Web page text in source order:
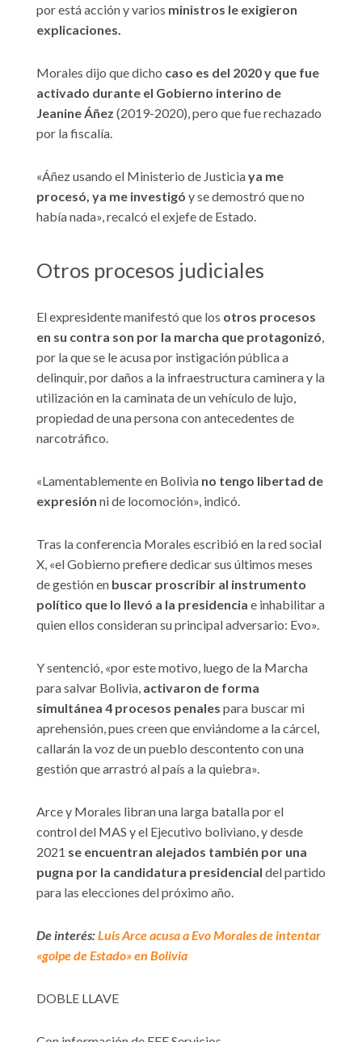
por está acción y varios ministros le exigieron
explicaciones.
Morales dijo que dicho caso es del 2020 y que fue
activado durante el Gobierno interino de
Jeanine Áñez (2019-2020), pero que fue rechazado
por la fiscalía.
«Áñez usando el Ministerio de Justiciaya me
procesó, ya me investigó y se demostró que no
había nada», recalcó el exjefe de Estado.
Otros procesos judiciales
El expresidente manifestó que los otros procesos
en su contra son por la marcha que protagonizó,
por la que se le acusa por instigación pública a
delinquir, por daños a la infraestructura caminera y la
utilización en la caminata de un vehículo de lujo,
propiedad de una persona con antecedentes de
narcotráfico.
«Lamentablemente en Bolivia no tengo libertad de
expresión ni de locomoción», indicó.
Tras la conferencia Morales escribió en la red social
X, «el Gobierno prefiere dedicar sus últimos meses
de gestión en buscar proscribir al instrumento
político que lo llevó a la presidencia e inhabilitar a
quien ellos consideran su principal adversario: Evo».
Y sentenció, «por este motivo, luego de la Marcha
para salvar Bolivia, activaron de forma
simultánea 4 procesos penales para buscar mi
aprehensión, pues creen que enviándome a la cárcel,
callarán la voz de un pueblo descontento con una
gestión que arrastró al país a la quiebra».
Arce y Morales libran una larga batalla por el
control del MAS y el Ejecutivo boliviano, y desde
2021 se encuentran alejados también por una
pugna por la candidatura presidencial del partido
para las elecciones del próximo año.
De interés:Luis Arce acusa a Evo Morales de intentar
«golpe de Estado» en Bolivia
DOBLE LLAVE